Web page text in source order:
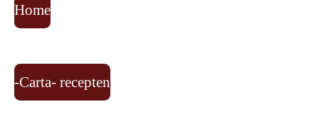
Home
-Carta- recepten